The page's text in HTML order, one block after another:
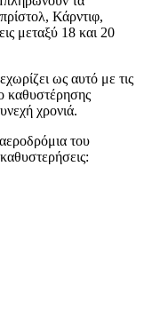
Κάρντιφ,
μεταξύ 18 και 20
ως αυτό με τις
καθυστέρησης
χρονιά.
του